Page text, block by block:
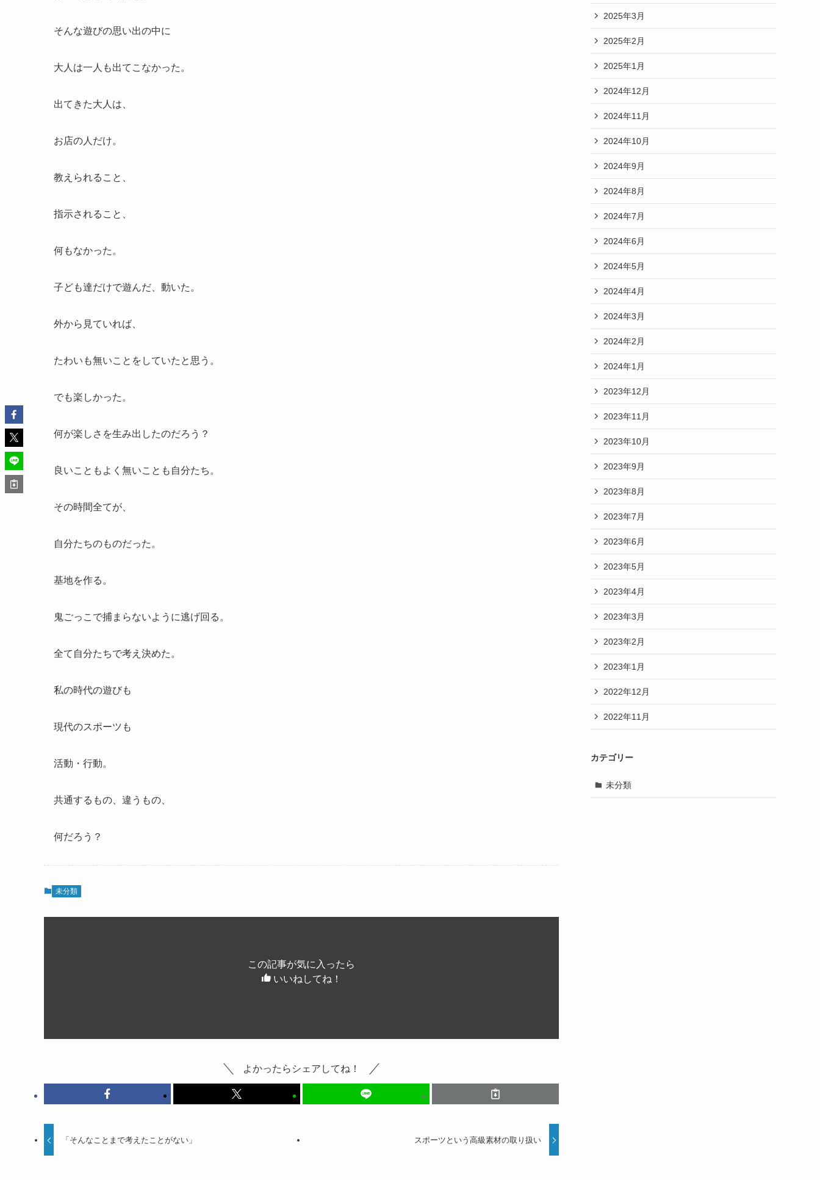
そんな遊びの思い出の中に
大人は一人も出てこなかった。
出てきた大人は、
お店の人だけ。
教えられること、
指示されること、
何もなかった。
子ども達だけで遊んだ、動いた。
外から見ていれば、
たわいも無いことをしていたと思う。
でも楽しかった。
何が楽しさを生み出したのだろう？
良いこともよく無いことも自分たち。
その時間全てが、
自分たちのものだった。
基地を作る。
鬼ごっこで捕まらないように逃げ回る。
全て自分たちで考え決めた。
私の時代の遊びも
現代のスポーツも
活動・行動。
共通するもの、違うもの、
何だろう？
未分類
この記事が気に入ったら
いいねしてね！
よかったらシェアしてね！
「そんなことまで考えたことがない」 スポーツという高級素材の取り扱い
2025年3月
2025年2月
2025年1月
2024年12月
2024年11月
2024年10月
2024年9月
2024年8月
2024年7月
2024年6月
2024年5月
2024年4月
2024年3月
2024年2月
2024年1月
2023年12月
2023年11月
2023年10月
2023年9月
2023年8月
2023年7月
2023年6月
2023年5月
2023年4月
2023年3月
2023年2月
2023年1月
2022年12月
2022年11月
カテゴリー
未分類